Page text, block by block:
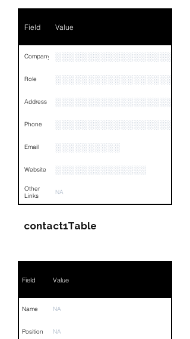
Phone NA
Email
Links NA
Field Value
Company
Role ░░░░░░░░░░░░░░░░░░░
Address
Phone
Email ░░░░░░░░░░
Website ░░░░░░░░░░░░░░
Other
Links
NA
contact1Table
Field Value
Name NA
Position NA